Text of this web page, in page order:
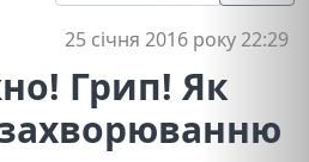
25 січня 2016 року 22:29
Грип! Як